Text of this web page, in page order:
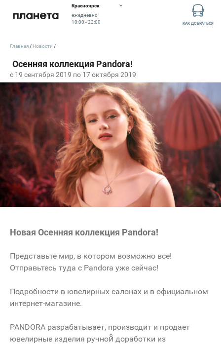
Красноярск
ежедневно
10:00 - 22:00
КАК ДОБРАТЬСЯ
c 19 сентября 2019 по 17 октября 2019
Главная Новости
Новая Осенняя коллекция Pandora!
Представьте мир, в котором возможно все!
Отправьтесь туда с Pandora уже сейчас!
Подробности в ювелирных салонах и в официальном
интернет-магазине.
PANDORA разрабатывает, производит и продает
ювелирные изделия ручной̆ доработки из